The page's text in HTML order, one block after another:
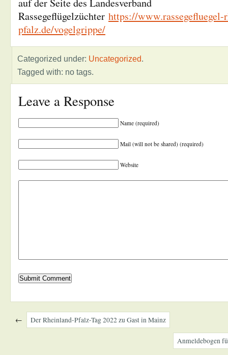
auf der Seite des Landesverband
Rassegeflügelzüchter https://www.rassegefluegel-
pfalz.de/vogelgrippe/
Categorized under: Uncategorized.
Tagged with: no tags.
Leave a Response
Name (required)
Mail (will not be shared) (required)
Website
← Der Rheinland-Pfalz-Tag 2022 zu Gast in Mainz
Anmeldebogen